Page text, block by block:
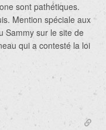
sont pathétiques.
Mention spéciale aux
Sammy sur le site de
qui a contesté la loi